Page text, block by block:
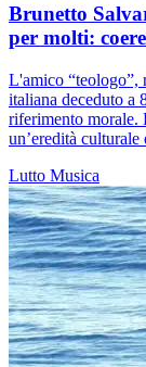
Brunetto
per molti:
L'amico “teologo”,
italiana deceduto a
riferimento morale.
un’eredità culturale
Lutto Musica